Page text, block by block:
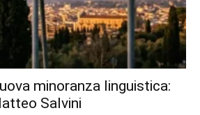
minoranza linguistica:
Salvini